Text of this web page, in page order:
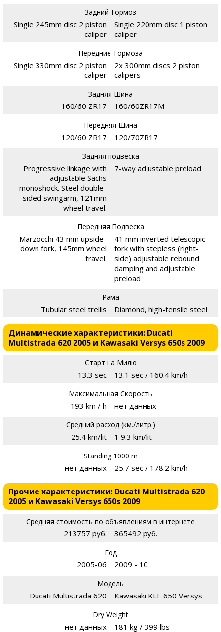
Задний Тормоз
Single 245mm disc 2 piston
caliper
Single 220mm disc 1 piston
caliper
Передние Тормоза
Single 330mm disc 2 piston
caliper
2x 300mm discs 2 piston
calipers
Задняя Шина
160/60 ZR17 160/60ZR17M
Передняя Шина
120/60 ZR17 120/70ZR17
Задняя подвеска
Progressive linkage with
adjustable Sachs
monoshock. Steel double-
sided swingarm, 121mm
wheel travel.
7-way adjustable preload
Передняя Подвеска
Marzocchi 43 mm upside-
down fork, 145mm wheel
travel.
41 mm inverted telescopic
fork with stepless (right-
side) adjustable rebound
damping and adjustable
preload
Рама
Tubular steel trellis Diamond, high-tensile steel
Динамические характеристики: Ducati
Multistrada 620 2005 и Kawasaki Versys 650s 2009
Старт на Милю
13.3 sec 13.1 sec / 160.4 km/h
Максимальная Скорость
193 km / h нет данных
Средний расход (км./литр.)
25.4 km/lit 1 9.3 km/lit
Standing 1000 m
нет данных 25.7 sec / 178.2 km/h
Прочие характеристики: Ducati Multistrada 620
2005 и Kawasaki Versys 650s 2009
Средняя стоимость по объявлениям в интернете
213757 руб. 365492 руб.
Год
2005-06 2009 - 10
Модель
Ducati Multistrada 620 Kawasaki KLE 650 Versys
Dry Weight
нет данных 181 kg / 399 lbs